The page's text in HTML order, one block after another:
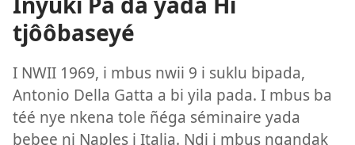
tjôôbaseyé
I NWII 1969, i mbus nwii 9 i suklu bipada,
Antonio Della Gatta a bi yila pada. I mbus ba
téé nye nkena tole ñéga séminaire yada
bebee ni Naples i Italia. Ndi i mbus ngandak